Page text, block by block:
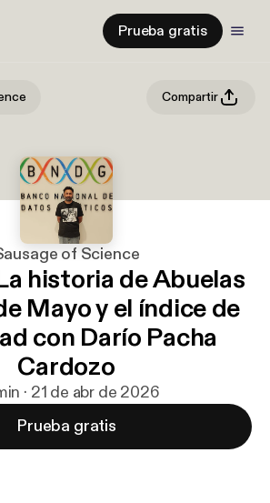
Prueba gratis
Compartir
of Science
historia de Abuelas
Mayo y el índice de
con Darío Pacha
Cardozo
· 21 de abr de 2026
Prueba gratis